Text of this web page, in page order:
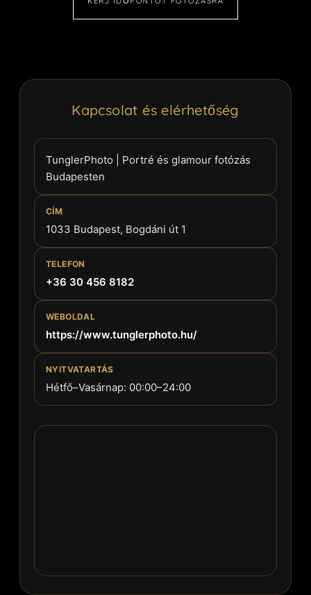
Kapcsolat és elérhetőség
TunglerPhoto | Portré és glamour fotózás
Budapesten
CÍM
1033 Budapest, Bogdáni út 1
TELEFON
+36 30 456 8182
WEBOLDAL
https://www.tunglerphoto.hu/
NYITVATARTÁS
Hétfő–Vasárnap: 00:00–24:00